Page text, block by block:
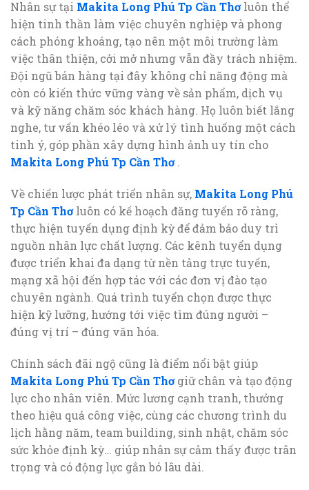
Nhân sự tại Makita Long Phú Tp Cần Thơluôn thể
hiện tinh thần làm việc chuyên nghiệp và phong
cách phóng khoáng, tạo nên một môi trường làm
việc thân thiện, cởi mở nhưng vẫn đầy trách nhiệm.
Đội ngũ bán hàng tại đây không chỉ năng động mà
còn có kiến thức vững vàng về sản phẩm, dịch vụ
và kỹ năng chăm sóc khách hàng. Họ luôn biết lắng
nghe, tư vấn khéo léo và xử lý tình huống một cách
tinh ý, góp phần xây dựng hình ảnh uy tín cho
Makita Long Phú Tp Cần Thơ.
Về chiến lược phát triển nhân sự, Makita Long Phú
Tp Cần Thơluôn có kế hoạch đăng tuyển rõ ràng,
thực hiện tuyển dụng định kỳ để đảm bảo duy trì
nguồn nhân lực chất lượng. Các kênh tuyển dụng
được triển khai đa dạng từ nền tảng trực tuyến,
mạng xã hội đến hợp tác với các đơn vị đào tạo
chuyên ngành. Quá trình tuyển chọn được thực
hiện kỹ lưỡng, hướng tới việc tìm đúng người –
đúng vị trí – đúng văn hóa.
Chính sách đãi ngộ cũng là điểm nổi bật giúp
Makita Long Phú Tp Cần Thơgiữ chân và tạo động
lực cho nhân viên. Mức lương cạnh tranh, thưởng
theo hiệu quả công việc, cùng các chương trình du
lịch hằng năm, team building, sinh nhật, chăm sóc
sức khỏe định kỳ… giúp nhân sự cảm thấy được trân
trọng và có động lực gắn bó lâu dài.